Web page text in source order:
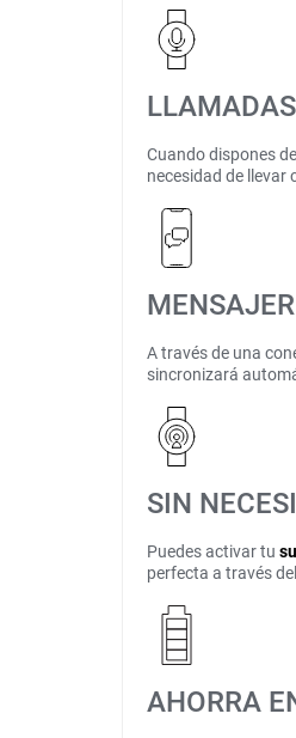
Cuando dispones
necesidad de
A través de una
sincronizará
SIN
Puedes activar tu
perfecta a través
AHORRA